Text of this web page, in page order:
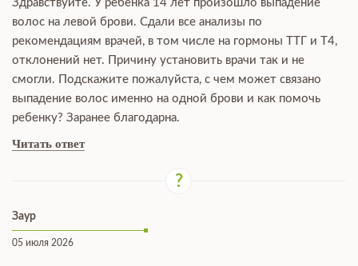
Здравствуйте. У ребенка 14 лет произошло выпадение
волос на левой брови. Сдали все анализы по
рекомендациям врачей, в том числе на гормоны ТТГ и Т4,
отклонений нет. Причину установить врачи так и не
смогли. Подскажите пожалуйста, с чем может связано
выпадение волос именно на одной брови и как помочь
ребенку? Заранее благодарна.
Читать ответ
Заур
05 июля 2026